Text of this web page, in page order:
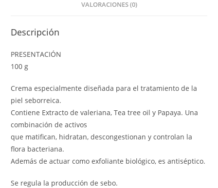
VALORACIONES (0)
Descripción
PRESENTACIÓN
100 g
Crema especialmente diseñada para el tratamiento de la
piel seborreica.
Contiene Extracto de valeriana, Tea tree oil y Papaya. Una
combinación de activos
que matifican, hidratan, descongestionan y controlan la
flora bacteriana.
Además de actuar como exfoliante biológico, es antiséptico.
Se regula la producción de sebo.